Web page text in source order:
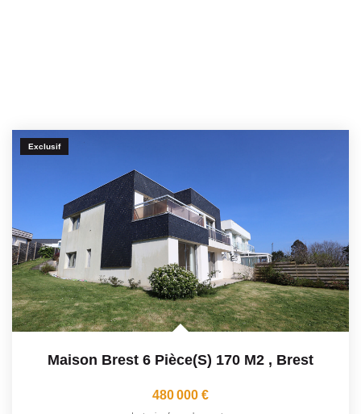
Exclusif
Maison Brest 6 Pièce(s) 170 M2 , Brest
480 000 €